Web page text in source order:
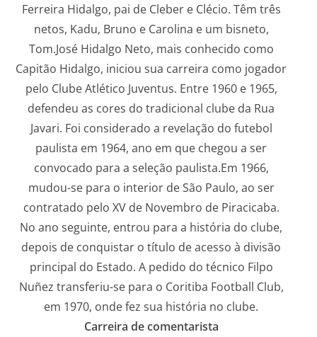
Ferreira Hidalgo, pai de Cleber e Clécio. Têm três
netos, Kadu, Bruno e Carolina e um bisneto,
Tom.José Hidalgo Neto, mais conhecido como
Capitão Hidalgo, iniciou sua carreira como jogador
pelo Clube Atlético Juventus. Entre 1960 e 1965,
defendeu as cores do tradicional clube da Rua
Javari. Foi considerado a revelação do futebol
paulista em 1964, ano em que chegou a ser
convocado para a seleção paulista.Em 1966,
mudou-se para o interior de São Paulo, ao ser
contratado pelo XV de Novembro de Piracicaba.
No ano seguinte, entrou para a história do clube,
depois de conquistar o título de acesso à divisão
principal do Estado. A pedido do técnico Filpo
Nuñez transferiu-se para o Coritiba Football Club,
em 1970, onde fez sua história no clube.
Carreira de comentarista